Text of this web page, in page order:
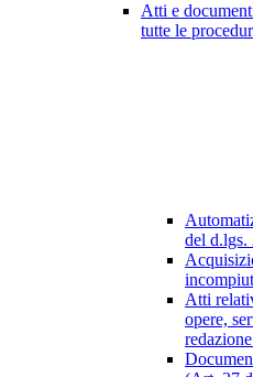
Atti e
tutte le
del d.lgs.
Atti
opere,